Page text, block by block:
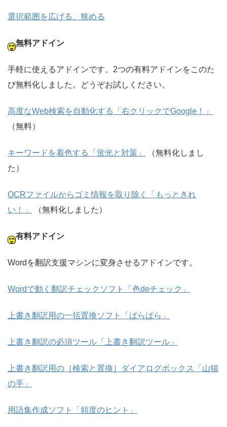
選択範囲を広げる、狭める
無料アドイン
手軽に使えるアドインです。2つの有料アドインをこのた
び無料化しました。どうぞお試しください。
高度なWeb検索を自動化する「右クリックでGoogle！」
（無料）
キーワードを着色する「蛍光と対策」
（無料化しまし
た）
OCRファイルからゴミ情報を取り除く「もっときれ
い！」
（無料化しました）
有料アドイン
Wordを翻訳支援マシンに変身させるアドインです。
Wordで動く翻訳チェックソフト「色deチェック」
上書き翻訳用の一括置換ソフト「ぱらぱら」
上書き翻訳の必須ツール「上書き翻訳ツール」
上書き翻訳用の［検索と置換］ダイアログボックス「山猫
の手」
用語集作成ソフト「頻度のヒント」